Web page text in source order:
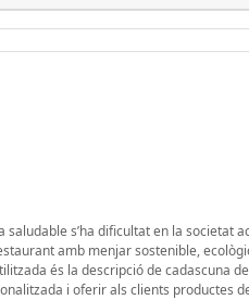
s’ha dificultat en la societat
amb menjar sostenible,
és la descripció de cadascuna
i oferir als clients productes